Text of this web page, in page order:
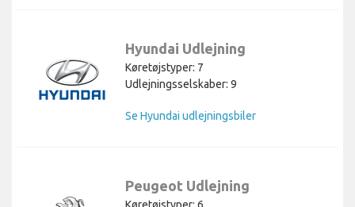
Hyundai Udlejning
Køretøjstyper: 7
Udlejningsselskaber: 9
Se Hyundai udlejningsbiler
Peugeot Udlejning
Køretøjstyper: 6